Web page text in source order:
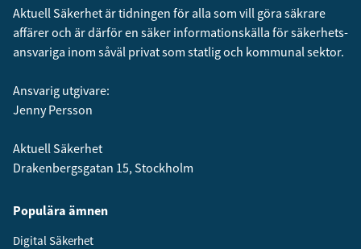
Aktuell Säkerhet är tidningen för alla som vill göra säkrare
affärer och är därför en säker informationskälla för säkerhets­
ansvariga inom såväl privat som statlig och kommunal sektor.
Ansvarig utgivare:
Jenny Persson
Aktuell Säkerhet
Drakenbergsgatan 15, Stockholm
Populära ämnen
Digital Säkerhet